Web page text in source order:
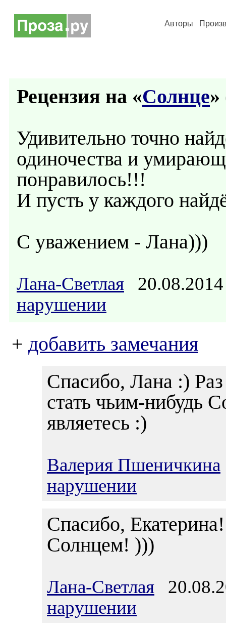
Авторы
Рецензия на «Солнце»
Удивительно точно
одиночества и
понравилось!!!
И пусть у каждого
С уважением - Лана)))
Лана-Светлая
нарушении
+ добавить замечания
Спасибо, Лана :)
стать чьим-нибудь
являетесь :)
Валерия Пшеничкина
нарушении
Спасибо,
Солнцем! )))
Лана-Светлая
нарушении